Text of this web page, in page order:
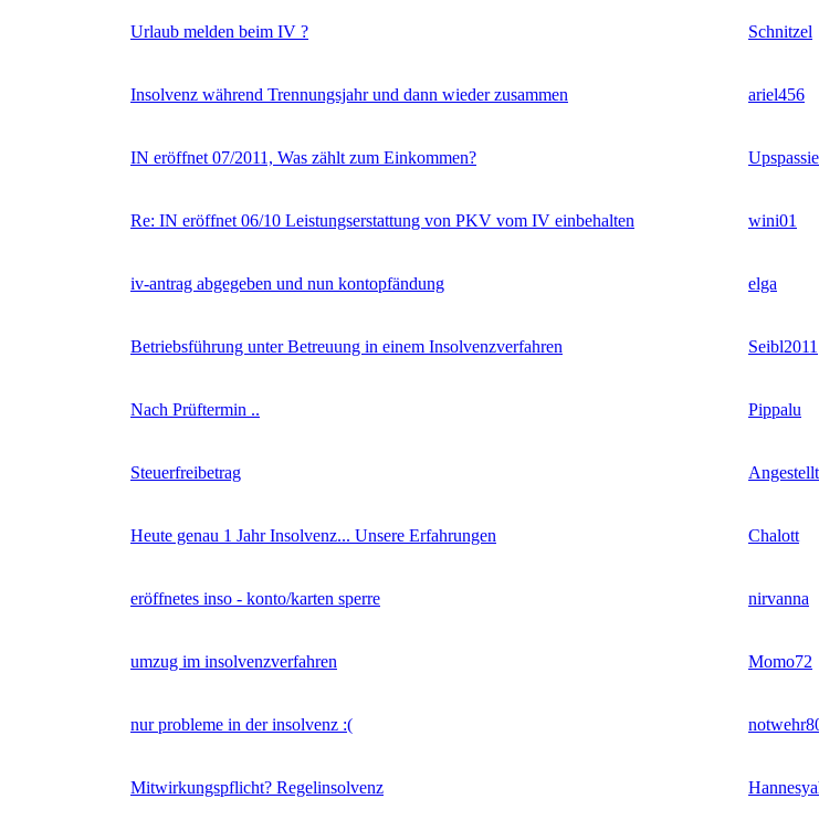
Urlaub melden beim IV ? Schnitzel
Insolvenz während Trennungsjahr und dann wieder zusammen ariel456
IN eröffnet 07/2011, Was zählt zum Einkommen?
Re: IN eröffnet 06/10 Leistungserstattung von PKV vom IV einbehalten wini01
iv-antrag abgegeben und nun kontopfändung elga
Betriebsführung unter Betreuung in einem Insolvenzverfahren Seibl2011
Nach Prüftermin .. Pippalu
Steuerfreibetrag
Heute genau 1 Jahr Insolvenz... Unsere Erfahrungen Chalott
eröffnetes inso - konto/karten sperre nirvanna
umzug im insolvenzverfahren Momo72
nur probleme in der insolvenz :(
Mitwirkungspflicht? Regelinsolvenz